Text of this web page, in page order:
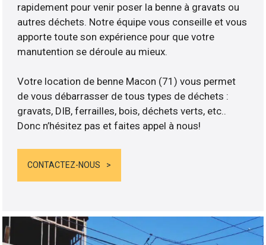
rapidement pour venir poser la benne à gravats ou
autres déchets. Notre équipe vous conseille et vous
apporte toute son expérience pour que votre
manutention se déroule au mieux.
Votre location de benne Macon (71) vous permet
de vous débarrasser de tous types de déchets :
gravats, DIB, ferrailles, bois, déchets verts, etc..
Donc n’hésitez pas et faites appel à nous!
CONTACTEZ-NOUS